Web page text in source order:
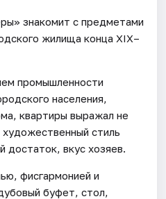
знакомит с предметами
жилища конца XIX–
промышленности
населения,
квартиры выражал не
стиль
достаток, вкус хозяев.
фисгармонией и
буфет, стол,